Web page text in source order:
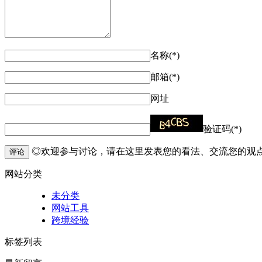
名称(*)
邮箱(*)
网址
验证码(*)
评论 ◎欢迎参与讨论，请在这里发表您的看法、交流您的观
网站分类
未分类
网站工具
跨境经验
标签列表